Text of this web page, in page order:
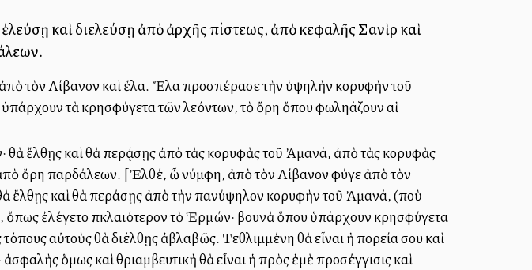
καὶ διελεύσῃ ἀπὸ ἀρχῆς πίστεως, ἀπὸ κεφαλῆς Σανὶρ καὶ
τὸν Λίβανον καὶ ἔλα. Ἔλα προσπέρασε τὴν ὑψηλὴν κορυφὴν τοῦ
τὰ κρησφύγετα τῶν λεόντων, τὸ ὄρη ὅπου φωληάζουν αἱ
ἔλθῃς καὶ θὰ περᾴσῃς ἀπὸ τὰς κορυφὰς τοῦ Ἀμανά, ἀπὸ τὰς κορυφὰς
ὄρη παρδάλεων. [Ἐλθέ, ὦ νύμφη, ἀπὸ τὸν Λίβανον φύγε ἀπὸ τὸν
ἔλθῃς καὶ θὰ περάσῃς ἀπὸ τὴν πανύψηλον κορυφὴν τοῦ Ἀμανά, (ποὺ
ὅπως ἐλέγετο πκλαιότερον τὸ Ἑρμών· βουνὰ ὅπου ὑπάρχουν κρησφύγετα
αὐτοὺς θὰ διέλθῃς ἀβλαβῶς. Τεθλιμμένη θὰ εἶναι ἡ πορεία σου καὶ
ὅμως καὶ θριαμβευτικὴ θὰ εἶναι ἡ πρὸς ἐμὲ προσέγγισις καὶ